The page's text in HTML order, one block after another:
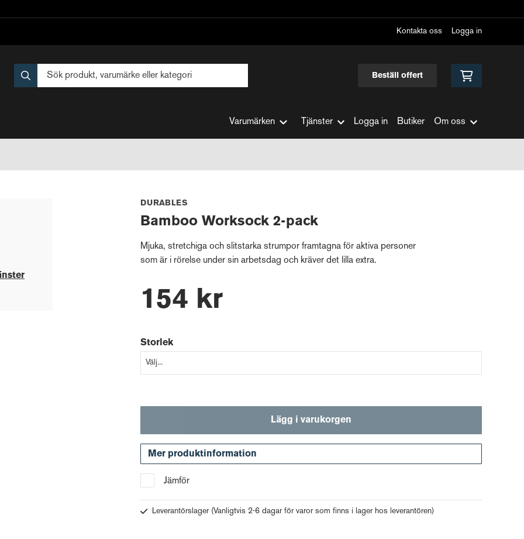
Kontakta oss Logga in
Beställ offert
Varumärken Tjänster Logga in Butiker Om oss
DURABLES
Bamboo Worksock 2-pack
Mjuka, stretchiga och slitstarka strumpor framtagna för aktiva personer
som är i rörelse under sin arbetsdag och kräver det lilla extra.
154 kr
Storlek
Lägg i varukorgen
Mer produktinformation
Jämför
Leverantörslager (Vanligtvis 2-6 dagar för varor som finns i lager hos leverantören)